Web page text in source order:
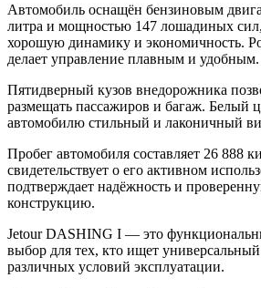
Автомобиль оснащён бензиновым
литра и мощностью 147 лошадиных сил,
хорошую динамику и экономичность.
делает управление плавным и удобным.
Пятидверный кузов внедорожника
размещать пассажиров и багаж. Белый
автомобилю стильный и лаконичный
Пробег автомобиля составляет 26 888
свидетельствует о его активном
подтверждает надёжность и
конструкцию.
Jetour DASHING I — это
выбор для тех, кто ищет
различных условий эксплуатации.